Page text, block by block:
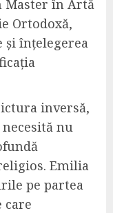
Master în Artă
Ortodoxă,
și înțelegerea
inversă,
nu
Emilia
pe partea
care